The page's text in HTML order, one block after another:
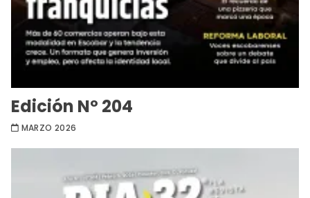
Edición Nº 204
MARZO 2026